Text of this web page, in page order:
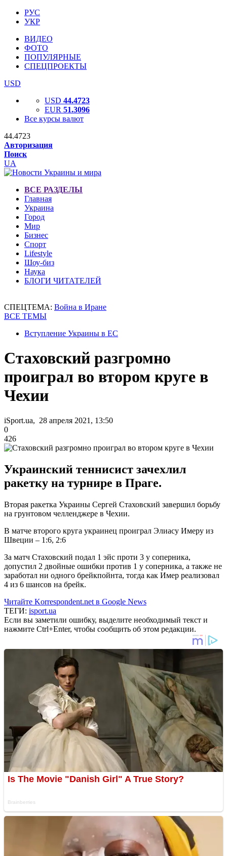
РУС
УКР
ВИДЕО
ФОТО
ПОПУЛЯРНЫЕ
СПЕЦПРОЕКТЫ
USD
USD 44.4723
EUR 51.3096
Все курсы валют
44.4723
Авторизация
Поиск
UA
ВСЕ РАЗДЕЛЫ
Главная
Украина
Город
Мир
Бизнес
Спорт
Lifestyle
Шоу-биз
Наука
БЛОГИ ЧИТАТЕЛЕЙ
СПЕЦТЕМА: Война в Иране
ВСЕ ТЕМЫ
Вступление Украины в ЕС
Стаховский разгромно
проиграл во втором круге в
Чехии
iSport.ua, 28 апреля 2021, 13:50
0
426
Украинский теннисист зачехлил
ракетку на турнире в Праге.
Вторая ракетка Украины Сергей Стаховский завершил борьбу
на грунтовом челленджере в Чехии.
В матче второго круга украинец проиграл Элиасу Имеру из
Швеции – 1:6, 2:6
За матч Стаховский подал 1 эйс проти 3 у соперника,
допустил 2 двойные ошибки против 1 у соперника, а также не
заработал ни одного брейкпойнта, тогда как Имер реализовал
4 из 6 шансов на брейк.
Читайте Korrespondent.net в Google News
ТЕГИ: isport.ua
Если вы заметили ошибку, выделите необходимый текст и
нажмите Ctrl+Enter, чтобы сообщить об этом редакции.